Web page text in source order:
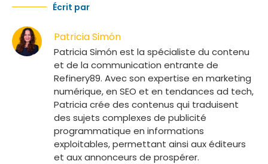
Écrit par
Patricia Simón
Patricia Simón est la spécialiste du contenu
et de la communication entrante de
Refinery89. Avec son expertise en marketing
numérique, en SEO et en tendances ad tech,
Patricia crée des contenus qui traduisent
des sujets complexes de publicité
programmatique en informations
exploitables, permettant ainsi aux éditeurs
et aux annonceurs de prospérer.